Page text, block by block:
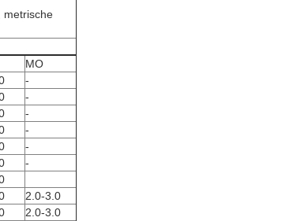
metrische
MO
-
-
-
-
-
-
2.0-3.0
2.0-3.0